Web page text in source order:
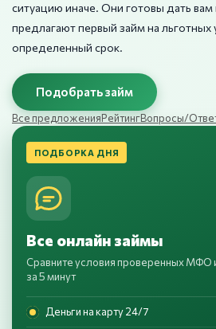
ситуацию иначе. Они готовы дать вам
предлагают первый займ на льготных
определенный срок.
Подобрать займ
Все предложенияРейтингВопросы/
ПОДБОРКА ДНЯ
Все онлайн займы
Сравните условия проверенных МФО
за 5 минут
Деньги на карту 24/7